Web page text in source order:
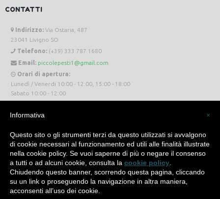
CONTATTI
Indirizzo: Via Ostaria, 487
23041 Livigno SO
Telefono: (+39) 333 787 1680
Email: piccolepesti1@gmail.com
Orari di apertura:
Lunedì / Venerdi 10:00 - 12:00, 15:00 - 18:00
Sabato 10:00 - 12:00
Piccole Pesti Livigno © 2024 Tutti i diritti riservati. -Privacy Policy-Cookie Policy
Made with bySìServices
×
Informativa
Questo sito o gli strumenti terzi da questo utilizzati si avvalgono
di cookie necessari al funzionamento ed utili alle finalità illustrate
nella cookie policy. Se vuoi saperne di più o negare il consenso
a tutti o ad alcuni cookie, consulta la cookie policy
Chiudendo questo banner, scorrendo questa pagina, cliccando
su un link o proseguendo la navigazione in altra maniera,
acconsenti all’uso dei cookie.